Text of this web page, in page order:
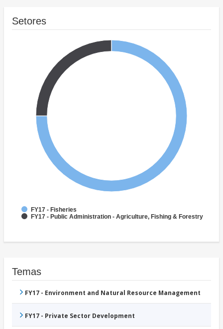
Setores
FY17 - Fisheries
FY17 - Public Administration - Agriculture, Fishing & Forestry
Temas
FY17 - Environment and Natural Resource Management
FY17 - Private Sector Development